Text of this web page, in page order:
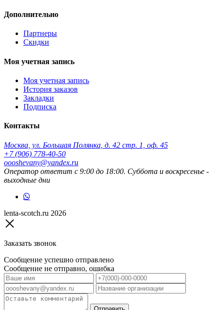
Дополнительно
Партнеры
Скидки
Моя учетная запись
Моя учетная запись
История заказов
Закладки
Подписка
Контакты
Москва, ул. Большая Полянка, д. 42 стр. 1, оф. 45
+7 (906) 778-40-50
oooshevany@yandex.ru
Оператор ответит с 9:00 до 18:00. Суббота и воскресенье -
выходные дни
lenta-scotch.ru 2026
Заказать звонок
Сообщение успешно отправлено
Сообщение не отправно, ошибка